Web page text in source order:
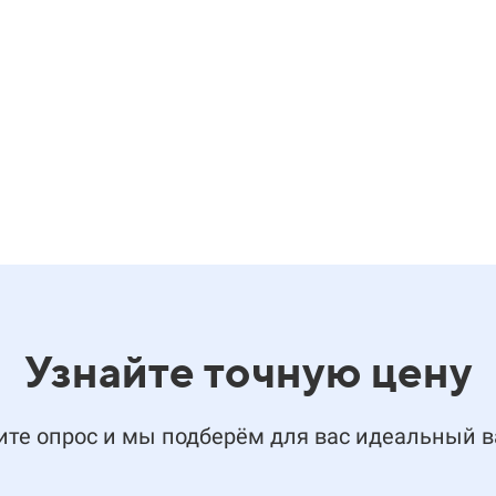
Узнайте точную цену
опрос и мы подберём для вас идеальный